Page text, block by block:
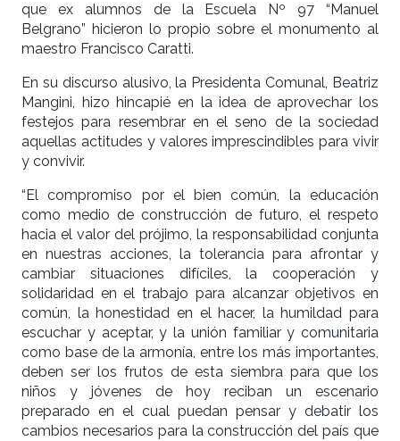
que ex alumnos de la Escuela Nº 97 “Manuel
Belgrano” hicieron lo propio sobre el monumento al
maestro Francisco Caratti.
En su discurso alusivo, la Presidenta Comunal, Beatriz
Mangini, hizo hincapié en la idea de aprovechar los
festejos para resembrar en el seno de la sociedad
aquellas actitudes y valores imprescindibles para vivir
y convivir.
“El compromiso por el bien común, la educación
como medio de construcción de futuro, el respeto
hacia el valor del prójimo, la responsabilidad conjunta
en nuestras acciones, la tolerancia para afrontar y
cambiar situaciones difíciles, la cooperación y
solidaridad en el trabajo para alcanzar objetivos en
común, la honestidad en el hacer, la humildad para
escuchar y aceptar, y la unión familiar y comunitaria
como base de la armonía, entre los más importantes,
deben ser los frutos de esta siembra para que los
niños y jóvenes de hoy reciban un escenario
preparado en el cual puedan pensar y debatir los
cambios necesarios para la construcción del país que